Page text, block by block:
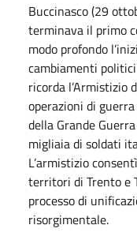
Buccinasco (29
terminava il primo
modo profondo
cambiamenti
ricorda l’Armistizio
operazioni di
della Grande
migliaia di soldati
L’armistizio
territori di Trento e
processo di
risorgimentale.